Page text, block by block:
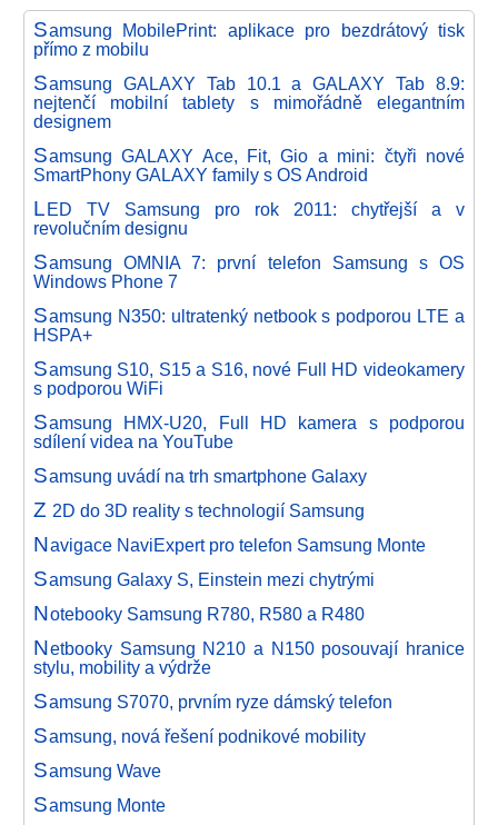
Samsung MobilePrint: aplikace pro bezdrátový tisk
přímo z mobilu
Samsung GALAXY Tab 10.1 a GALAXY Tab 8.9:
nejtenčí mobilní tablety s mimořádně elegantním
designem
Samsung GALAXY Ace, Fit, Gio a mini: čtyři nové
SmartPhony GALAXY family s OS Android
LED TV Samsung pro rok 2011: chytřejší a v
revolučním designu
Samsung OMNIA 7: první telefon Samsung s OS
Windows Phone 7
Samsung N350: ultratenký netbook s podporou LTE a
HSPA+
Samsung S10, S15 a S16, nové Full HD videokamery
s podporou WiFi
Samsung HMX-U20, Full HD kamera s podporou
sdílení videa na YouTube
Samsung uvádí na trh smartphone Galaxy
Z 2D do 3D reality s technologií Samsung
Navigace NaviExpert pro telefon Samsung Monte
Samsung Galaxy S, Einstein mezi chytrými
Notebooky Samsung R780, R580 a R480
Netbooky Samsung N210 a N150 posouvají hranice
stylu, mobility a výdrže
Samsung S7070, prvním ryze dámský telefon
Samsung, nová řešení podnikové mobility
Samsung Wave
Samsung Monte